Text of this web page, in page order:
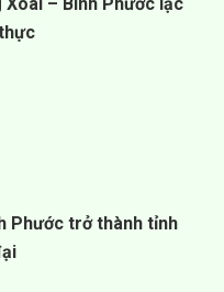
Xoài – Bình Phước lạc
Phước trở thành tỉnh